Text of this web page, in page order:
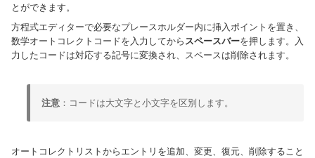
とができます。
方程式エディターで必要なプレースホルダー内に挿入ポイントを置き、
数学オートコレクトコードを入力してからスペースバーを押します。入
力したコードは対応する記号に変換され、スペースは削除されます。
注意 ：コードは大文字と小文字を区別します。
オートコレクトリストからエントリを追加、変更、復元、削除すること